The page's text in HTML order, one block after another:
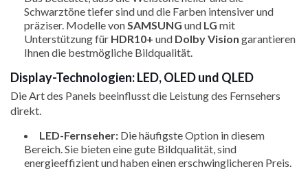
Schwarztöne tiefer sind und die Farben intensiver und
präziser. Modelle vonSAMSUNG und LG mit
Unterstützung für HDR10+ und Dolby Vision garantieren
Ihnen die bestmögliche Bildqualität.
Display-Technologien: LED, OLED und QLED
Die Art des Panels beeinflusst die Leistung des Fernsehers
direkt.
LED-Fernseher: Die häufigste Option in diesem
Bereich. Sie bieten eine gute Bildqualität, sind
energieeffizient und haben einen erschwinglicheren Preis.